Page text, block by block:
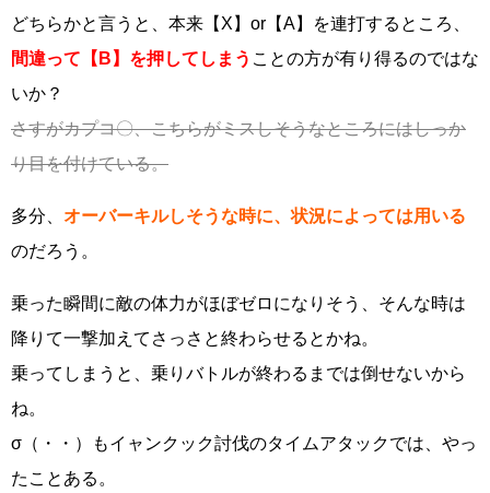
どちらかと言うと、本来【X】or【A】を連打するところ、
間違って【B】を押してしまう ことの方が有り得るのではな
いか？
さすがカプコ〇、こちらがミスしそうなところにはしっか
り目を付けている。
多分、 オーバーキルしそうな時に、状況によっては用いる
のだろう。
乗った瞬間に敵の体力がほぼゼロになりそう、そんな時は
降りて一撃加えてさっさと終わらせるとかね。
乗ってしまうと、乗りバトルが終わるまでは倒せないから
ね。
σ（・・）もイャンクック討伐のタイムアタックでは、やっ
たことある。